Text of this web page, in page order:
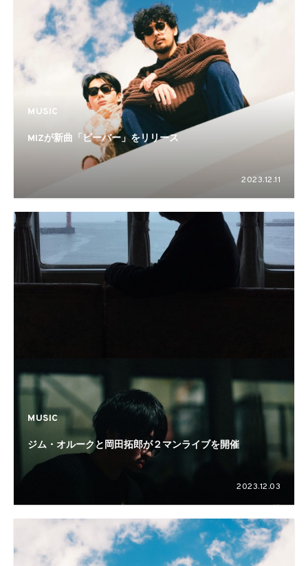
MUSIC
MIZが新曲「ビーバー」をリリース
2023.12.11
MUSIC
ジム・オルークと岡田拓郎が２マンライブを開催
2023.12.03